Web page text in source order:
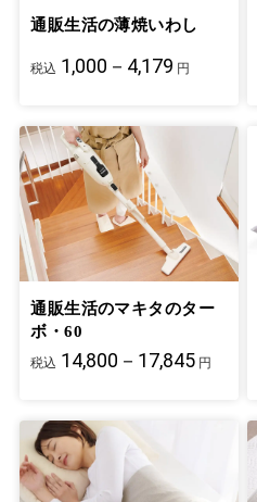
通販生活の薄焼いわし
税込 1,000－4,179 円
通販生活のマキタのター
ボ・60
税込 14,800－17,845 円